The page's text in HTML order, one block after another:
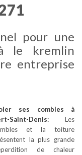
pour une
le kremlin
entreprise
ses combles à
Saint-Denis: Les
et la toiture
la plus grande
de chaleur